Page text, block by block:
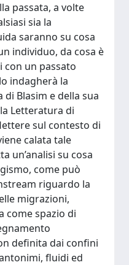
passata, a volte
sia la
saranno su cosa
individuo, da cosa è
con un passato
indagherà la
Blasim e della sua
Letteratura di
sul contesto di
calata tale
un’analisi su cosa
come può
riguardo la
migrazioni,
come spazio di
definita dai confini
fluidi ed